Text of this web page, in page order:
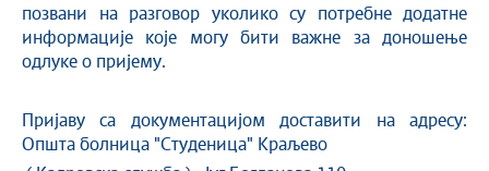
позвани на разговор уколико су потребне додатне
информације које могу бити важне за доношење
одлуке о пријему.
Пријаву са документацијом доставити на адресу:
Општа болница "Студеница" Краљево